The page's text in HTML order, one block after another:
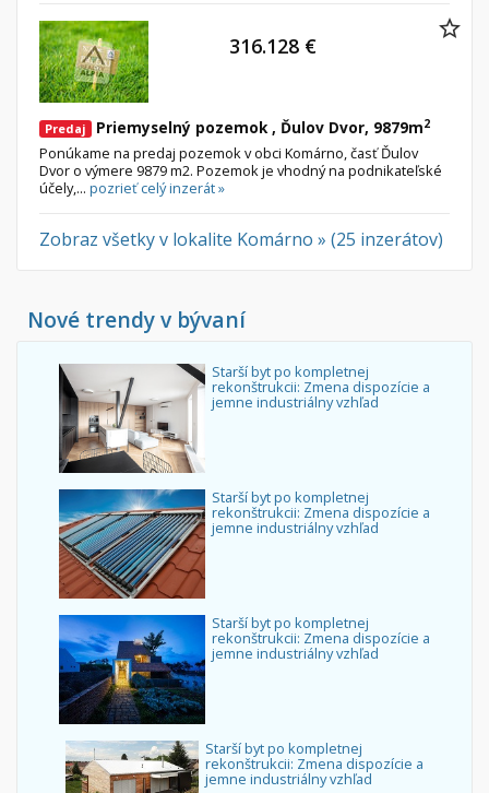
Predaj Priemyselný pozemok , Ďulov Dvor, 9879m2
Ponúkame na predaj pozemok v obci Komárno, časť Ďulov
Dvor o výmere 9879 m2. Pozemok je vhodný na podnikateľské
účely,... pozrieť celý inzerát »
316.128 €
Zobraz všetky v lokalite Komárno » (25 inzerátov)
Nové trendy v bývaní
Starší byt po kompletnej
rekonštrukcii: Zmena dispozície a
jemne industriálny vzhľad
Starší byt po kompletnej
rekonštrukcii: Zmena dispozície a
jemne industriálny vzhľad
Starší byt po kompletnej
rekonštrukcii: Zmena dispozície a
jemne industriálny vzhľad
Starší byt po kompletnej
rekonštrukcii: Zmena dispozície a
jemne industriálny vzhľad